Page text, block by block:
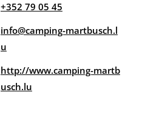
+352 79 05 45
info@camping-martbusch.l
u
http://www.camping-martb
usch.lu